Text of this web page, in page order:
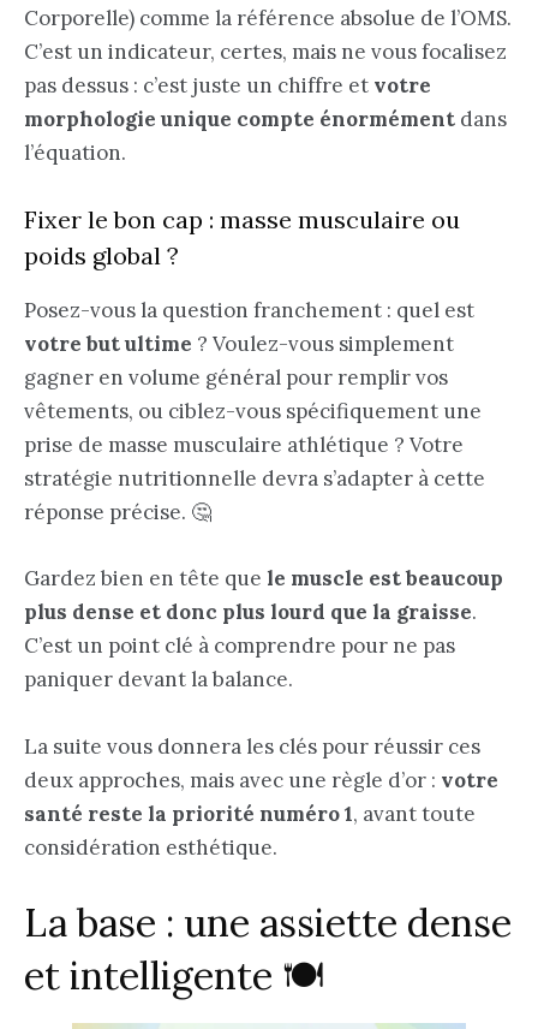
Corporelle) comme la référence absolue de l’OMS.
C’est un indicateur, certes, mais ne vous focalisez
pas dessus : c’est juste un chiffre et votre
morphologie unique compte énormément dans
l’équation.
Fixer le bon cap : masse musculaire ou
poids global ?
Posez-vous la question franchement : quel est
votre but ultime ? Voulez-vous simplement
gagner en volume général pour remplir vos
vêtements, ou ciblez-vous spécifiquement une
prise de masse musculaire athlétique ? Votre
stratégie nutritionnelle devra s’adapter à cette
réponse précise. 🤔
Gardez bien en tête que le muscle est beaucoup
plus dense et donc plus lourd que la graisse.
C’est un point clé à comprendre pour ne pas
paniquer devant la balance.
La suite vous donnera les clés pour réussir ces
deux approches, mais avec une règle d’or : votre
santé reste la priorité numéro 1, avant toute
considération esthétique.
La base : une assiette dense
et intelligente 🍽️